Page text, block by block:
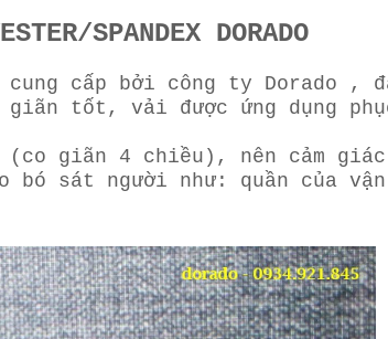
SPANDEX DORADO
cấp bởi công ty Dorado ,
giãn tốt, vải được ứng dụng
giãn 4 chiều), nên cảm
sát người như: quần của vận